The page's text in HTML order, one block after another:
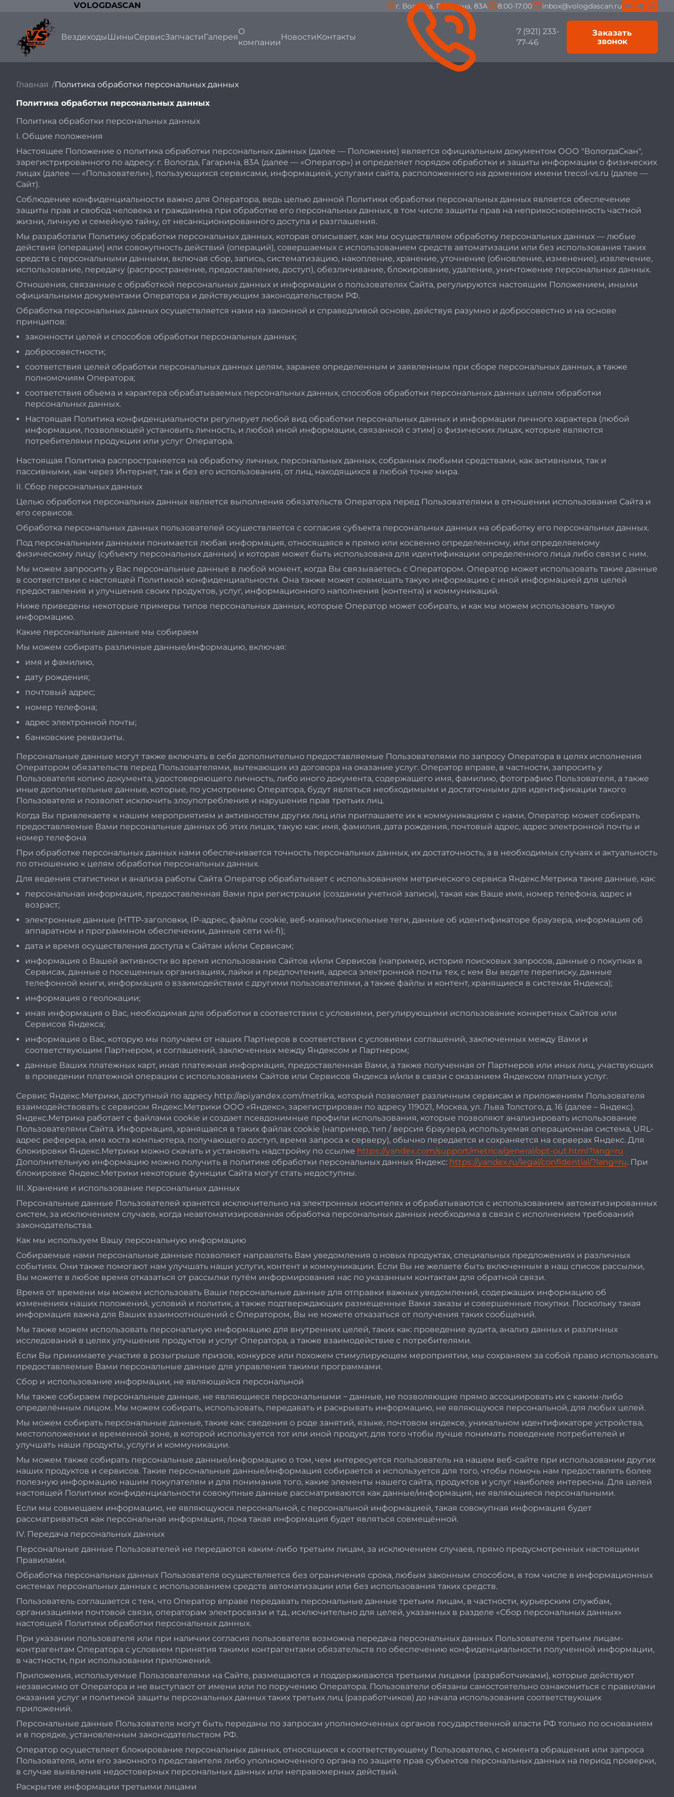
VOLOGDASCAN г. Вологда, Гагарина, 83А 8:00-17:00 inbox@vologdascan.ru
Вездеходы ШиныСервисЗапчастиГалерея
О
компании
НовостиКонтакты
7 (921) 233-
77-46
Заказать
звонок
Главная
Политика обработки персональных данных
Политика обработки персональных данных
Политика обработки персональных данных
I. Общие положения
Настоящее Положение о политика обработки персональных данных (далее — Положение) является официальным документом ООО "ВологдаСкан",
зарегистрированного по адресу: г. Вологда, Гагарина, 83А (далее — «Оператор») и определяет порядок обработки и защиты информации о физических
лицах (далее — «Пользователи»), пользующихся сервисами, информацией, услугами сайта, расположенного на доменном имени trecol-vs.ru (далее —
Сайт).
Соблюдение конфиденциальности важно для Оператора, ведь целью данной Политики обработки персональных данных является обеспечение
защиты прав и свобод человека и гражданина при обработке его персональных данных, в том числе защиты прав на неприкосновенность частной
жизни, личную и семейную тайну, от несанкционированного доступа и разглашения.
Мы разработали Политику обработки персональных данных, которая описывает, как мы осуществляем обработку персональных данных — любые
действия (операции) или совокупность действий (операций), совершаемых с использованием средств автоматизации или без использования таких
средств с персональными данными, включая сбор, запись, систематизацию, накопление, хранение, уточнение (обновление, изменение), извлечение,
использование, передачу (распространение, предоставление, доступ), обезличивание, блокирование, удаление, уничтожение персональных данных.
Отношения, связанные с обработкой персональных данных и информации о пользователях Сайта, регулируются настоящим Положением, иными
официальными документами Оператора и действующим законодательством РФ.
Обработка персональных данных осуществляется нами на законной и справедливой основе, действуя разумно и добросовестно и на основе
принципов:
законности целей и способов обработки персональных данных;
добросовестности;
соответствия целей обработки персональных данных целям, заранее определенным и заявленным при сборе персональных данных, а также
полномочиям Оператора;
соответствия объема и характера обрабатываемых персональных данных, способов обработки персональных данных целям обработки
персональных данных.
Настоящая Политика конфиденциальности регулирует любой вид обработки персональных данных и информации личного характера (любой
информации, позволяющей установить личность, и любой иной информации, связанной с этим) о физических лицах, которые являются
потребителями продукции или услуг Оператора.
Настоящая Политика распространяется на обработку личных, персональных данных, собранных любыми средствами, как активными, так и
пассивными, как через Интернет, так и без его использования, от лиц, находящихся в любой точке мира.
II. Сбор персональных данных
Целью обработки персональных данных является выполнения обязательств Оператора перед Пользователями в отношении использования Сайта и
его сервисов.
Обработка персональных данных пользователей осуществляется с согласия субъекта персональных данных на обработку его персональных данных.
Под персональными данными понимается любая информация, относящаяся к прямо или косвенно определенному, или определяемому
физическому лицу (субъекту персональных данных) и которая может быть использована для идентификации определенного лица либо связи с ним.
Мы можем запросить у Вас персональные данные в любой момент, когда Вы связываетесь с Оператором. Оператор может использовать такие данные
в соответствии с настоящей Политикой конфиденциальности. Она также может совмещать такую информацию с иной информацией для целей
предоставления и улучшения своих продуктов, услуг, информационного наполнения (контента) и коммуникаций.
Ниже приведены некоторые примеры типов персональных данных, которые Оператор может собирать, и как мы можем использовать такую
информацию.
Какие персональные данные мы собираем
Мы можем собирать различные данные/информацию, включая:
имя и фамилию,
дату рождения;
почтовый адрес;
номер телефона;
адрес электронной почты;
банковские реквизиты.
Персональные данные могут также включать в себя дополнительно предоставляемые Пользователями по запросу Оператора в целях исполнения
Оператором обязательств перед Пользователями, вытекающих из договора на оказание услуг. Оператор вправе, в частности, запросить у
Пользователя копию документа, удостоверяющего личность, либо иного документа, содержащего имя, фамилию, фотографию Пользователя, а также
иные дополнительные данные, которые, по усмотрению Оператора, будут являться необходимыми и достаточными для идентификации такого
Пользователя и позволят исключить злоупотребления и нарушения прав третьих лиц.
Когда Вы привлекаете к нашим мероприятиям и активностям других лиц или приглашаете их к коммуникациям с нами, Оператор может собирать
предоставляемые Вами персональные данных об этих лицах, такую как: имя, фамилия, дата рождения, почтовый адрес, адрес электронной почты и
номер телефона
При обработке персональных данных нами обеспечивается точность персональных данных, их достаточность, а в необходимых случаях и актуальность
по отношению к целям обработки персональных данных.
Для ведения статистики и анализа работы Сайта Оператор обрабатывает с использованием метрического сервиса Яндекс.Метрика такие данные, как:
персональная информация, предоставленная Вами при регистрации (создании учетной записи), такая как Ваше имя, номер телефона, адрес и
возраст;
электронные данные (HTTP-заголовки, IP-адрес, файлы cookie, веб-маяки/пиксельные теги, данные об идентификаторе браузера, информация об
аппаратном и программном обеспечении, данные сети wi-fi);
дата и время осуществления доступа к Сайтам и/или Сервисам;
информация о Вашей активности во время использования Сайтов и/или Сервисов (например, история поисковых запросов, данные о покупках в
Сервисах, данные о посещенных организациях, лайки и предпочтения, адреса электронной почты тех, с кем Вы ведете переписку, данные
телефонной книги, информация о взаимодействии с другими пользователями, а также файлы и контент, хранящиеся в системах Яндекса);
информация о геолокации;
иная информация о Вас, необходимая для обработки в соответствии с условиями, регулирующими использование конкретных Сайтов или
Сервисов Яндекса;
информация о Вас, которую мы получаем от наших Партнеров в соответствии с условиями соглашений, заключенных между Вами и
соответствующим Партнером, и соглашений, заключенных между Яндексом и Партнером;
данные Ваших платежных карт, иная платежная информация, предоставленная Вами, а также полученная от Партнеров или иных лиц, участвующих
в проведении платежной операции с использованием Сайтов или Сервисов Яндекса и/или в связи с оказанием Яндексом платных услуг.
Сервис Яндекс.Метрики, доступный по адресу http://api.yandex.com/metrika, который позволяет различным сервисам и приложениям Пользователя
взаимодействовать с сервисом Яндекс.Метрики ООО «Яндекс», зарегистрирован по адресу 119021, Москва, ул. Льва Толстого, д. 16 (далее – Яндекс).
Яндекс.Метрика работает с файлами cookie и создает псевдонимные профили использования, которые позволяют анализировать использование
Пользователями Сайта. Информация, хранящаяся в таких файлах cookie (например, тип / версия браузера, используемая операционная система, URL-
адрес реферера, имя хоста компьютера, получающего доступ, время запроса к серверу), обычно передается и сохраняется на серверах Яндекс. Для
блокировки Яндекс.Метрики можно скачать и установить надстройку по ссылке https://yandex.com/support/metrica/general/opt-out.html?lang=ru
Дополнительную информацию можно получить в политике обработки персональных данных Яндекс: https://yandex.ru/legal/confidential/?lang=ru. При
блокировке Яндекс.Метрики некоторые функции Сайта могут стать недоступны.
III. Хранение и использование персональных данных
Персональные данные Пользователей хранятся исключительно на электронных носителях и обрабатываются с использованием автоматизированных
систем, за исключением случаев, когда неавтоматизированная обработка персональных данных необходима в связи с исполнением требований
законодательства.
Как мы используем Вашу персональную информацию
Собираемые нами персональные данные позволяют направлять Вам уведомления о новых продуктах, специальных предложениях и различных
событиях. Они также помогают нам улучшать наши услуги, контент и коммуникации. Если Вы не желаете быть включенным в наш список рассылки,
Вы можете в любое время отказаться от рассылки путём информирования нас по указанным контактам для обратной связи.
Время от времени мы можем использовать Ваши персональные данные для отправки важных уведомлений, содержащих информацию об
изменениях наших положений, условий и политик, а также подтверждающих размещенные Вами заказы и совершенные покупки. Поскольку такая
информация важна для Ваших взаимоотношений с Оператором, Вы не можете отказаться от получения таких сообщений.
Мы также можем использовать персональную информацию для внутренних целей, таких как: проведение аудита, анализ данных и различных
исследований в целях улучшения продуктов и услуг Оператора, а также взаимодействие с потребителями.
Если Вы принимаете участие в розыгрыше призов, конкурсе или похожем стимулирующем мероприятии, мы сохраняем за собой право использовать
предоставляемые Вами персональные данные для управления такими программами.
Сбор и использование информации, не являющейся персональной
Мы также собираем персональные данные, не являющиеся персональными − данные, не позволяющие прямо ассоциировать их с каким-либо
определённым лицом. Мы можем собирать, использовать, передавать и раскрывать информацию, не являющуюся персональной, для любых целей.
Мы можем собирать персональные данные, такие как: сведения о роде занятий, языке, почтовом индексе, уникальном идентификаторе устройства,
местоположении и временной зоне, в которой используется тот или иной продукт, для того чтобы лучше понимать поведение потребителей и
улучшать наши продукты, услуги и коммуникации.
Мы можем также собирать персональные данные/информацию о том, чем интересуется пользователь на нашем веб-сайте при использовании других
наших продуктов и сервисов. Такие персональные данные/информация собирается и используется для того, чтобы помочь нам предоставлять более
полезную информацию нашим покупателям и для понимания того, какие элементы нашего сайта, продуктов и услуг наиболее интересны. Для целей
настоящей Политики конфиденциальности совокупные данные рассматриваются как данные/информация, не являющиеся персональными.
Если мы совмещаем информацию, не являющуюся персональной, с персональной информацией, такая совокупная информация будет
рассматриваться как персональная информация, пока такая информация будет являться совмещённой.
IV. Передача персональных данных
Персональные данные Пользователей не передаются каким-либо третьим лицам, за исключением случаев, прямо предусмотренных настоящими
Правилами.
Обработка персональных данных Пользователя осуществляется без ограничения срока, любым законным способом, в том числе в информационных
системах персональных данных с использованием средств автоматизации или без использования таких средств.
Пользователь соглашается с тем, что Оператор вправе передавать персональные данные третьим лицам, в частности, курьерским службам,
организациями почтовой связи, операторам электросвязи и т.д., исключительно для целей, указанных в разделе «Сбор персональных данных»
настоящей Политики обработки персональных данных.
При указании пользователя или при наличии согласия пользователя возможна передача персональных данных Пользователя третьим лицам-
контрагентам Оператора с условием принятия такими контрагентами обязательств по обеспечению конфиденциальности полученной информации,
в частности, при использовании приложений.
Приложения, используемые Пользователями на Сайте, размещаются и поддерживаются третьими лицами (разработчиками), которые действуют
независимо от Оператора и не выступают от имени или по поручению Оператора. Пользователи обязаны самостоятельно ознакомиться с правилами
оказания услуг и политикой защиты персональных данных таких третьих лиц (разработчиков) до начала использования соответствующих
приложений.
Персональные данные Пользователя могут быть переданы по запросам уполномоченных органов государственной власти РФ только по основаниям
и в порядке, установленным законодательством РФ.
Оператор осуществляет блокирование персональных данных, относящихся к соответствующему Пользователю, с момента обращения или запроса
Пользователя, или его законного представителя либо уполномоченного органа по защите прав субъектов персональных данных на период проверки,
в случае выявления недостоверных персональных данных или неправомерных действий.
Раскрытие информации третьими лицами